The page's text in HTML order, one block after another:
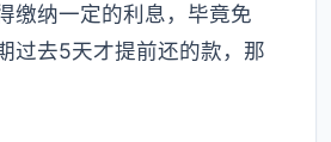
缴纳一定的利息，毕竟免
过去5天才提前还的款，那